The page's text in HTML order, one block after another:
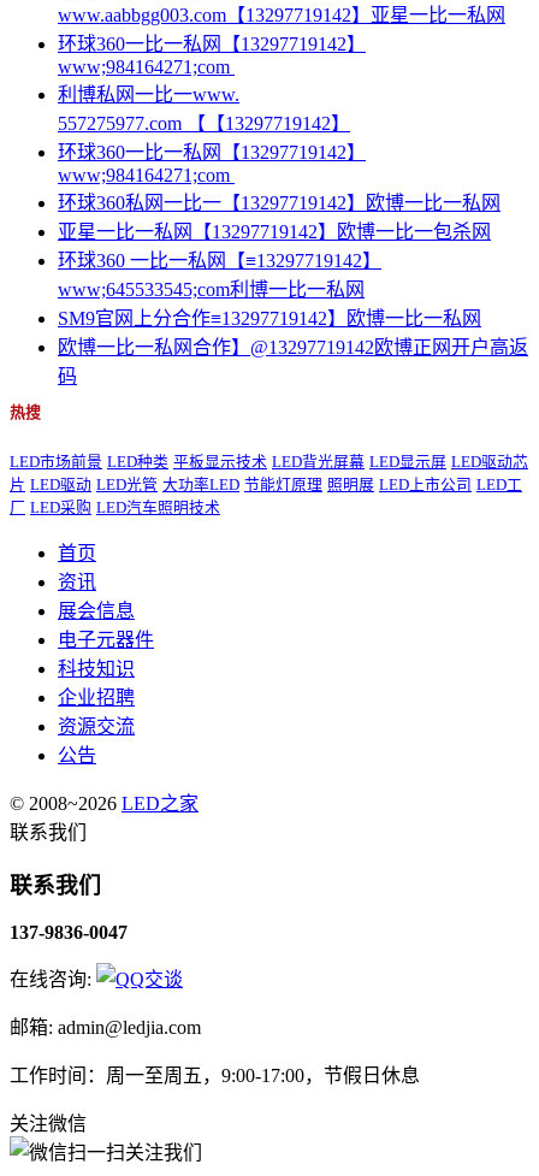
www.aabbgg003.com【13297719142】亚星一比一私网
环球360一比一私网【13297719142】
www;984164271;com
利博私网一比一www.
557275977.com 【【13297719142】
环球360一比一私网【13297719142】
www;984164271;com
环球360私网一比一【13297719142】欧博一比一私网
亚星一比一私网【13297719142】欧博一比一包杀网
环球360 一比一私网【≡13297719142】
www;645533545;com利博一比一私网
SM9官网上分合作≡13297719142】欧博一比一私网
欧博一比一私网合作】@13297719142欧博正网开户高返
码
热搜
LED市场前景 LED种类 平板显示技术 LED背光屏幕 LED显示屏 LED驱动芯
片 LED驱动 LED光管 大功率LED 节能灯原理 照明展 LED上市公司 LED工
厂 LED采购 LED汽车照明技术
首页
资讯
展会信息
电子元器件
科技知识
企业招聘
资源交流
公告
© 2008~2026 LED之家
联系我们
联系我们
137-9836-0047
在线咨询:
邮箱: admin@ledjia.com
工作时间：周一至周五，9:00-17:00，节假日休息
关注微信